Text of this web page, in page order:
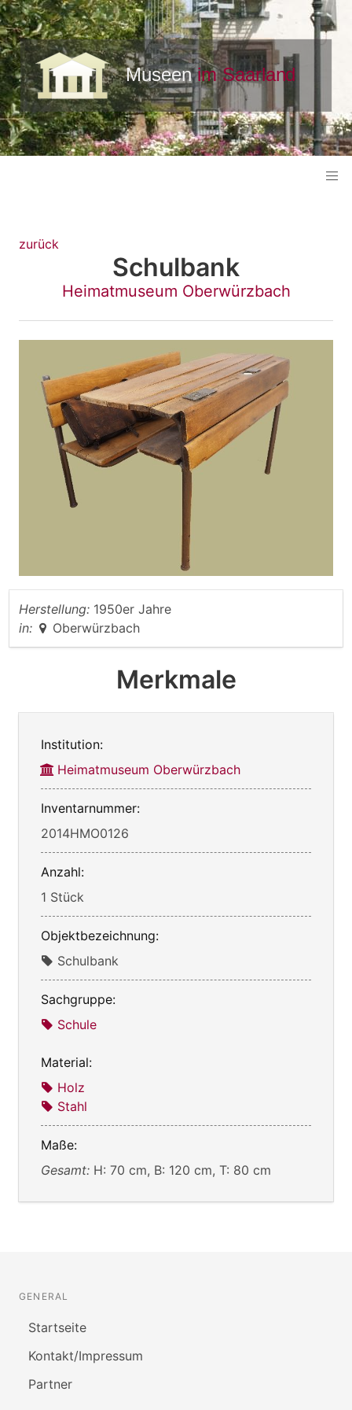
zurück
Schulbank
Heimatmuseum Oberwürzbach
Herstellung: 1950er Jahre
in:
Oberwürzbach
Merkmale
Institution:
Heimatmuseum Oberwürzbach
Inventarnummer:
2014HMO0126
Anzahl:
1 Stück
Objektbezeichnung:
Schulbank
Sachgruppe:
Schule
Material:
Holz
Stahl
Maße:
Gesamt: H: 70 cm, B: 120 cm, T: 80 cm
GENERAL
Startseite
Kontakt/Impressum
Partner